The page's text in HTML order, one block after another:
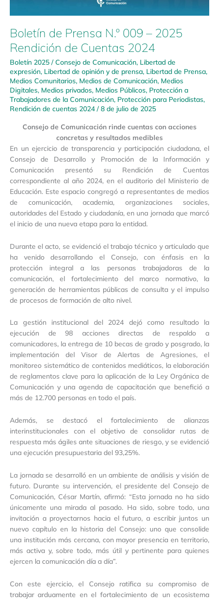
Boletín de Prensa N.º 009 – 2025
Rendición de Cuentas 2024
Boletín 2025 /Consejo de Comunicación, Libertad de
expresión, Libertad de opinión y de prensa, Libertad de Prensa,
Medios Comunitarios, Medios de Comunicación, Medios
Digitales, Medios privados, Medios Públicos, Protección a
Trabajadores de la Comunicación, Protección para Periodistas,
Rendición de cuentas 2024 /8 de julio de 2025
Consejo de Comunicación rinde cuentas con acciones
concretas y resultados medibles
En un ejercicio de transparencia y participación ciudadana, el
Consejo de Desarrollo y Promoción de la Información y
Comunicación presentó su Rendición de Cuentas
correspondiente al año 2024, en el auditorio del Ministerio de
Educación. Este espacio congregó a representantes de medios
de comunicación, academia, organizaciones sociales,
autoridades del Estado y ciudadanía, en una jornada que marcó
el inicio de una nueva etapa para la entidad.
Durante el acto, se evidenció el trabajo técnico y articulado que
ha venido desarrollando el Consejo, con énfasis en la
protección integral a las personas trabajadoras de la
comunicación, el fortalecimiento del marco normativo, la
generación de herramientas públicas de consulta y el impulso
de procesos de formación de alto nivel.
La gestión institucional del 2024 dejó como resultado la
ejecución de 98 acciones directas de respaldo a
comunicadores, la entrega de 10 becas de grado y posgrado, la
implementación del Visor de Alertas de Agresiones, el
monitoreo sistemático de contenidos mediáticos, la elaboración
de reglamentos clave para la aplicación de la Ley Orgánica de
Comunicación y una agenda de capacitación que benefició a
más de 12.700 personas en todo el país.
Además, se destacó el fortalecimiento de alianzas
interinstitucionales con el objetivo de consolidar rutas de
respuesta más ágiles ante situaciones de riesgo, y se evidenció
una ejecución presupuestaria del 93,25%.
La jornada se desarrolló en un ambiente de análisis y visión de
futuro. Durante su intervención, el presidente del Consejo de
Comunicación, César Martín, afirmó: “Esta jornada no ha sido
únicamente una mirada al pasado. Ha sido, sobre todo, una
invitación a proyectarnos hacia el futuro, a escribir juntos un
nuevo capítulo en la historia del Consejo: uno que consolide
una institución más cercana, con mayor presencia en territorio,
más activa y, sobre todo, más útil y pertinente para quienes
ejercen la comunicación día a día”.
Con este ejercicio, el Consejo ratifica su compromiso de
trabajar arduamente en el fortalecimiento de un ecosistema